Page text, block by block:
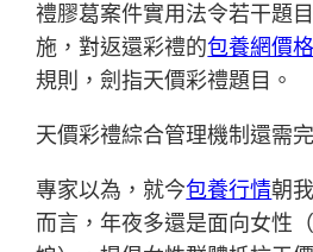
禮膠葛案件實用法令若干題
施，對返還彩禮的包養網價格
規則，劍指天價彩禮題目。
天價彩禮綜合管理機制還需
專家以為，就今包養行情朝
而言，年夜多還是面向女性